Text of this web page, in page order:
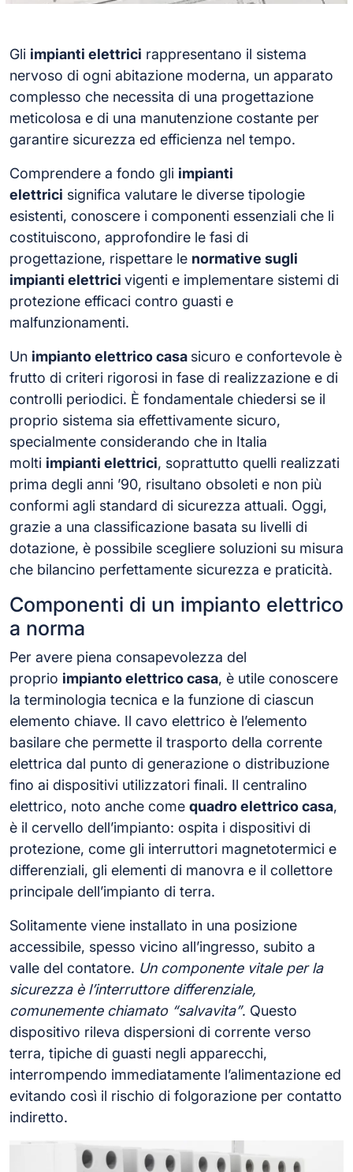
Gli impianti elettrici rappresentano il sistema
nervoso di ogni abitazione moderna, un apparato
complesso che necessita di una progettazione
meticolosa e di una manutenzione costante per
garantire sicurezza ed efficienza nel tempo.
Comprendere a fondo gli impianti
elettrici significa valutare le diverse tipologie
esistenti, conoscere i componenti essenziali che li
costituiscono, approfondire le fasi di
progettazione, rispettare le normative sugli
impianti elettrici vigenti e implementare sistemi di
protezione efficaci contro guasti e
malfunzionamenti.
Un impianto elettrico casa sicuro e confortevole è
frutto di criteri rigorosi in fase di realizzazione e di
controlli periodici. È fondamentale chiedersi se il
proprio sistema sia effettivamente sicuro,
specialmente considerando che in Italia
molti impianti elettrici, soprattutto quelli realizzati
prima degli anni ’90, risultano obsoleti e non più
conformi agli standard di sicurezza attuali. Oggi,
grazie a una classificazione basata su livelli di
dotazione, è possibile scegliere soluzioni su misura
che bilancino perfettamente sicurezza e praticità.
Componenti di un impianto elettrico
a norma
Per avere piena consapevolezza del
proprio impianto elettrico casa, è utile conoscere
la terminologia tecnica e la funzione di ciascun
elemento chiave. Il cavo elettrico è l’elemento
basilare che permette il trasporto della corrente
elettrica dal punto di generazione o distribuzione
fino ai dispositivi utilizzatori finali. Il centralino
elettrico, noto anche come quadro elettrico casa,
è il cervello dell’impianto: ospita i dispositivi di
protezione, come gli interruttori magnetotermici e
differenziali, gli elementi di manovra e il collettore
principale dell’impianto di terra.
Solitamente viene installato in una posizione
accessibile, spesso vicino all’ingresso, subito a
valle del contatore. Un componente vitale per la
sicurezza è l’interruttore differenziale,
comunemente chiamato “salvavita”. Questo
dispositivo rileva dispersioni di corrente verso
terra, tipiche di guasti negli apparecchi,
interrompendo immediatamente l’alimentazione ed
evitando così il rischio di folgorazione per contatto
indiretto.